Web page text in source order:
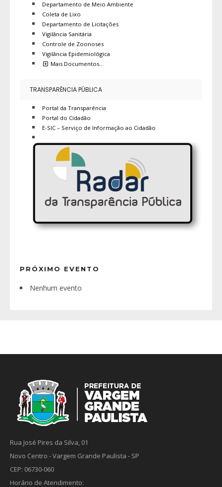
Departamento de Meio Ambiente
Coleta de Lixo
Departamento de Licitações
Vigilância Sanitária
Controle de Zoonoses
Vigilância Epidemiológica
Mais Documentos…
TRANSPARÊNCIA PÚBLICA
Portal da Transparência
Portal do Cidadão
E-SIC – Serviço de Informação ao Cidadão
PRÓXIMO EVENTO
Nenhum evento
Rua José Pires da Silva, 01
Novo Centro - Vargem Grande Paulista - SP
CEP: 06730-060
Horário de Atendimento: